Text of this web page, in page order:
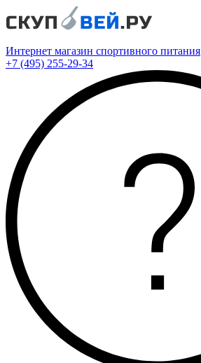
Интернет магазин спортивного питания
+7 (495) 255-29-34